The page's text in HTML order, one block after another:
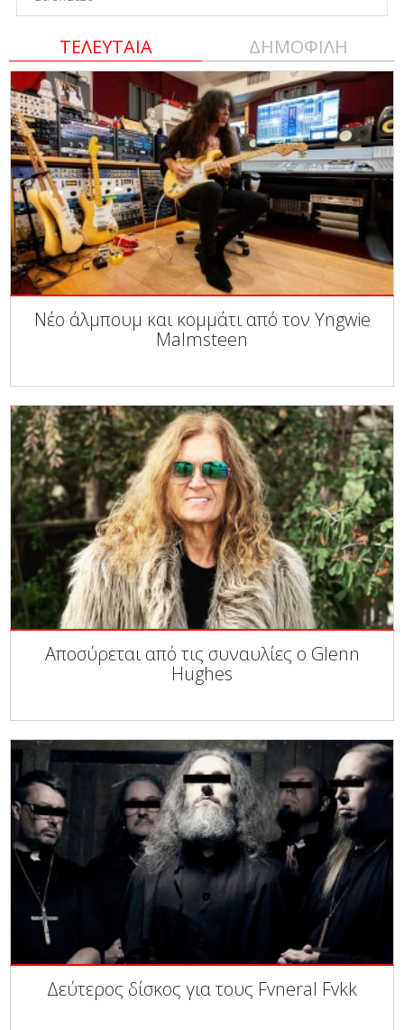
ΤΕΛΕΥΤΑΙΑ ΔΗΜΟΦΙΛΗ
Νέο άλμπουμ και κομμάτι από τον Yngwie
Malmsteen
Αποσύρεται από τις συναυλίες ο Glenn
Hughes
Δεύτερος δίσκος για τους Fvneral Fvkk